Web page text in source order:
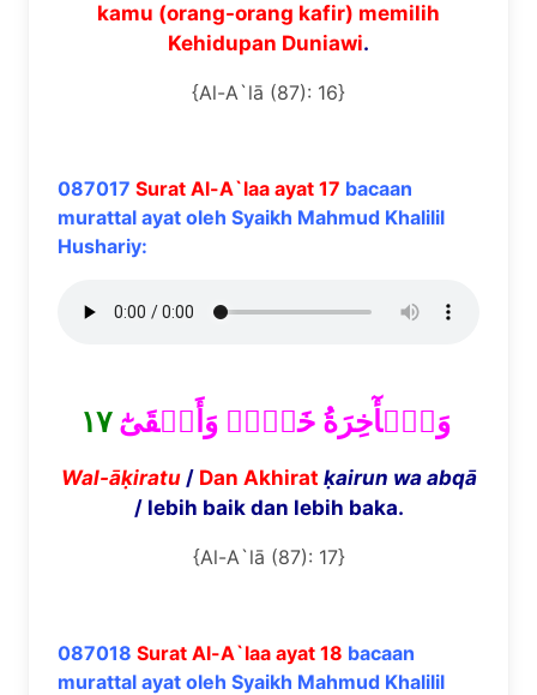
kamu (orang-orang kafir) memilih
Kehidupan Duniawi.
{Al-A`lā (87): 16}
087017 Surat Al-A`laa ayat 17 bacaan
murattal ayat oleh Syaikh Mahmud Khalilil
Hushariy:
وَٱلۡأٓخِرَةُ خَيۡرٞ وَأَبۡقَىٰٓ١٧
Wal-āḳiratu / Dan Akhirat ḳairun wa abqā
/ lebih baik dan lebih baka.
{Al-A`lā (87): 17}
087018 Surat Al-A`laa ayat 18 bacaan
murattal ayat oleh Syaikh Mahmud Khalilil